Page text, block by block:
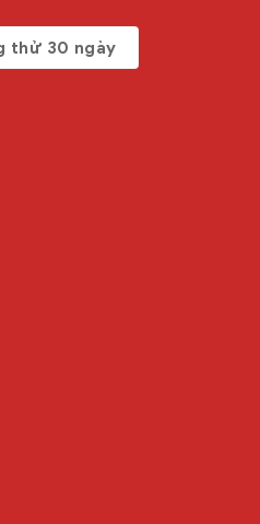
thử 30 ngày